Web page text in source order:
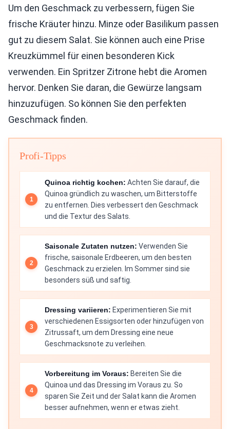
Um den Geschmack zu verbessern, fügen Sie
frische Kräuter hinzu. Minze oder Basilikum passen
gut zu diesem Salat. Sie können auch eine Prise
Kreuzkümmel für einen besonderen Kick
verwenden. Ein Spritzer Zitrone hebt die Aromen
hervor. Denken Sie daran, die Gewürze langsam
hinzuzufügen. So können Sie den perfekten
Geschmack finden.
Profi-Tipps
Quinoa richtig kochen: Achten Sie darauf, die
Quinoa gründlich zu waschen, um Bitterstoffe
zu entfernen. Dies verbessert den Geschmack
und die Textur des Salats.
Saisonale Zutaten nutzen: Verwenden Sie
frische, saisonale Erdbeeren, um den besten
Geschmack zu erzielen. Im Sommer sind sie
besonders süß und saftig.
Dressing variieren: Experimentieren Sie mit
verschiedenen Essigsorten oder hinzufügen von
Zitrussaft, um dem Dressing eine neue
Geschmacksnote zu verleihen.
Vorbereitung im Voraus: Bereiten Sie die
Quinoa und das Dressing im Voraus zu. So
sparen Sie Zeit und der Salat kann die Aromen
besser aufnehmen, wenn er etwas zieht.